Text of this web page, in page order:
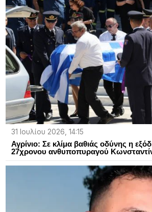
31 Ιουλίου 2026, 14:15
Αγρίνιο: Σε κλίμα βαθιάς οδύνης η
27χρονου ανθυποπυραγού